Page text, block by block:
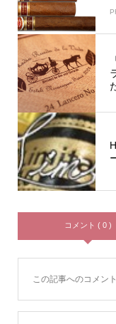
コメント ( 0 )
この記事へのコメン